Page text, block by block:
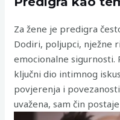
Za žene je predigra
Dodiri, poljupci, nježne
emocionalne sigurnosti.
ključni dio intimnog
povjerenja i
uvažena, sam čin